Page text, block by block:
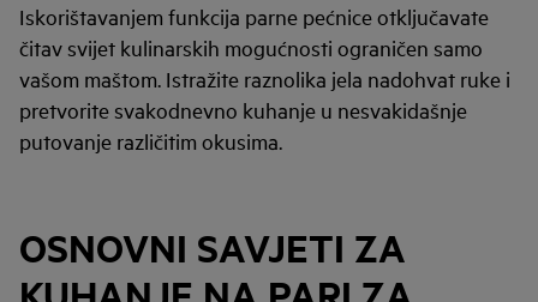
Iskorištavanjem funkcija parne pećnice otključavate
čitav svijet kulinarskih mogućnosti ograničen samo
vašom maštom. Istražite raznolika jela nadohvat ruke i
pretvorite svakodnevno kuhanje u nesvakidašnje
putovanje različitim okusima.
OSNOVNI SAVJETI ZA